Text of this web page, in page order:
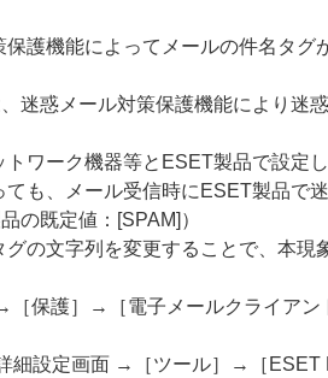
保護機能によってメールの件名タグ
迷惑メール対策保護機能により迷
トワーク機器等とESET製品で設定
ても、メール受信時にESET製品で
の既定値：[SPAM]）
グの文字列を変更することで、本現
［保護］→［電子メールクライア
細設定画面 →［ツール］→［ESET